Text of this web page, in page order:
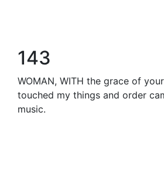
143
WOMAN, WITH the grace of
touched my things and order
music.